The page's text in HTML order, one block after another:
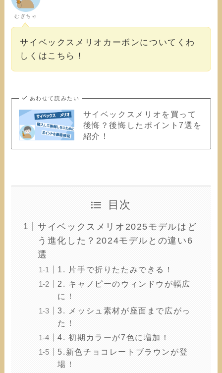
むぎちゃ
サイベックスメリオカーボンについてくわ
しくはこちら！
あわせて読みたい
サイベックスメリオを買って
後悔？後悔したポイント7選を
紹介！
目次
サイベックスメリオ2025モデルはど
う進化した？2024モデルとの違い6
選
1. 片手で折りたたみできる！
2. キャノピーのウィンドウが幅広
に！
3. メッシュ素材が座面まで広がっ
た！
4. 初期カラーが7色に増加！
5.新色チョコレートブラウンが登
場！